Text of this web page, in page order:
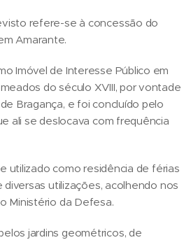
refere-se à concessão do
Amarante.
Imóvel de Interesse Público em
do século XVIII, por vontade
Bragança, e foi concluído pelo
ali se deslocava com frequência
utilizado como residência de férias
diversas utilizações, acolhendo nos
Ministério da Defesa.
jardins geométricos, de